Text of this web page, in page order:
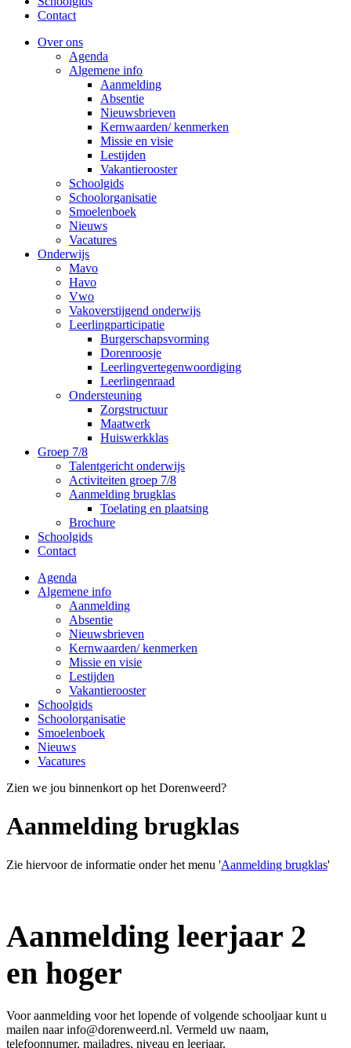
Contact
Over ons
Agenda
Algemene info
Aanmelding
Absentie
Nieuwsbrieven
Kernwaarden/ kenmerken
Missie en visie
Lestijden
Vakantierooster
Schoolgids
Schoolorganisatie
Smoelenboek
Nieuws
Vacatures
Onderwijs
Mavo
Havo
Vwo
Vakoverstijgend onderwijs
Leerlingparticipatie
Burgerschapsvorming
Dorenroosje
Leerlingvertegenwoordiging
Leerlingenraad
Ondersteuning
Zorgstructuur
Maatwerk
Huiswerkklas
Groep 7/8
Talentgericht onderwijs
Activiteiten groep 7/8
Aanmelding brugklas
Toelating en plaatsing
Brochure
Schoolgids
Contact
Agenda
Algemene info
Aanmelding
Absentie
Nieuwsbrieven
Kernwaarden/ kenmerken
Missie en visie
Lestijden
Vakantierooster
Schoolgids
Schoolorganisatie
Smoelenboek
Nieuws
Vacatures
Zien we jou binnenkort op het Dorenweerd?
Aanmelding brugklas
Zie hiervoor de informatie onder het menu 'Aanmelding brugklas'
Aanmelding leerjaar 2
en hoger
Voor aanmelding voor het lopende of volgende schooljaar kunt u
mailen naar info@dorenweerd.nl. Vermeld uw naam,
telefoonnumer, mailadres, niveau en leerjaar.